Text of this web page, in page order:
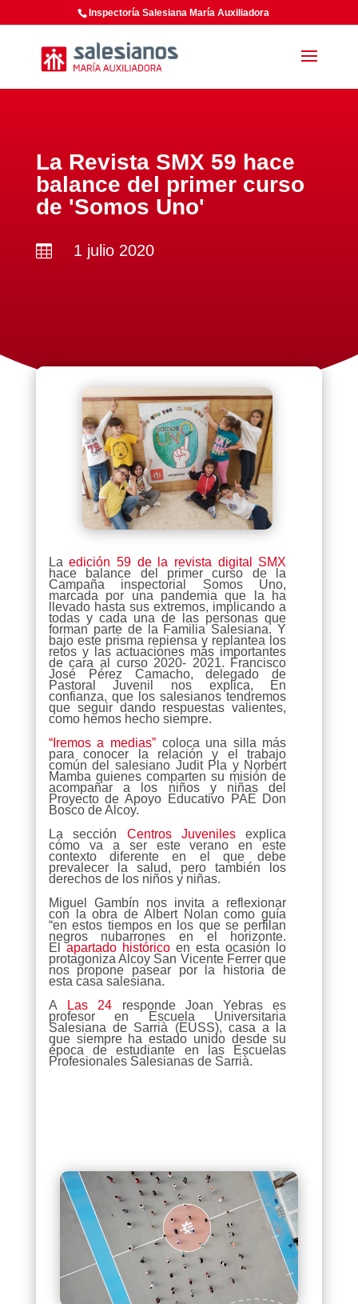
Inspectoría Salesiana María Auxiliadora
La Revista SMX 59 hace
balance del primer curso
de 'Somos Uno'
 1 julio 2020
Laedición 59 de la revista digital SMX
hace balance del primer curso de la
Campaña inspectorial Somos Uno,
marcada por una pandemia que la ha
llevado hasta sus extremos, implicando a
todas y cada una de las personas que
forman parte de la Familia Salesiana. Y
bajo este prisma repiensa y replantea los
retos y las actuaciones más importantes
de cara al curso 2020- 2021. Francisco
José Pérez Camacho, delegado de
Pastoral Juvenil nos explica, En
confianza, que los salesianos tendremos
que seguir dando respuestas valientes,
como hemos hecho siempre.
“Iremos a medias” coloca una silla más
para conocer la relación y el trabajo
común del salesiano Judit Pla y Norbert
Mamba quienes comparten su misión de
acompañar a los niños y niñas del
Proyecto de Apoyo Educativo PAE Don
Bosco de Alcoy.
La sección Centros Juvenilesexplica
cómo va a ser este verano en este
contexto diferente en el que debe
prevalecer la salud, pero también los
derechos de los niños y niñas.
Miguel Gambín nos invita a reflexionar
con la obra de Albert Nolan como guía
“en estos tiempos en los que se perfilan
negros nubarrones en el horizonte.
Elapartado históricoen esta ocasión lo
protagoniza Alcoy San Vicente Ferrer que
nos propone pasear por la historia de
esta casa salesiana.
A
Las 24 responde Joan Yebras es
profesor en Escuela Universitaria
Salesiana de Sarrià (EUSS), casa a la
que siempre ha estado unido desde su
época de estudiante en las Escuelas
Profesionales Salesianas de Sarrià.